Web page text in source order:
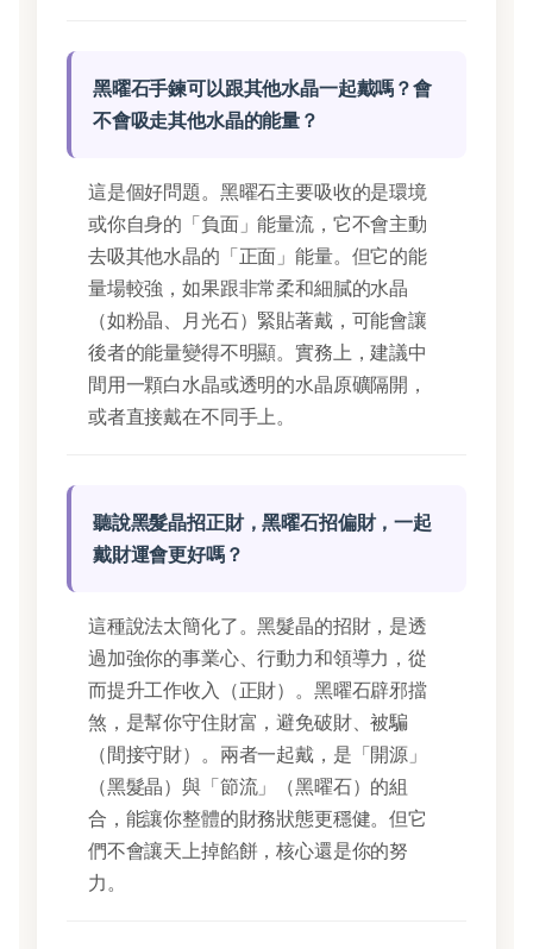
黑曜石手鍊可以跟其他水晶一起戴嗎？會
不會吸走其他水晶的能量？
這是個好問題。黑曜石主要吸收的是環境
或你自身的「負面」能量流，它不會主動
去吸其他水晶的「正面」能量。但它的能
量場較強，如果跟非常柔和細膩的水晶
（如粉晶、月光石）緊貼著戴，可能會讓
後者的能量變得不明顯。實務上，建議中
間用一顆白水晶或透明的水晶原礦隔開，
或者直接戴在不同手上。
聽說黑髮晶招正財，黑曜石招偏財，一起
戴財運會更好嗎？
這種說法太簡化了。黑髮晶的招財，是透
過加強你的事業心、行動力和領導力，從
而提升工作收入（正財）。黑曜石辟邪擋
煞，是幫你守住財富，避免破財、被騙
（間接守財）。兩者一起戴，是「開源」
（黑髮晶）與「節流」（黑曜石）的組
合，能讓你整體的財務狀態更穩健。但它
們不會讓天上掉餡餅，核心還是你的努
力。